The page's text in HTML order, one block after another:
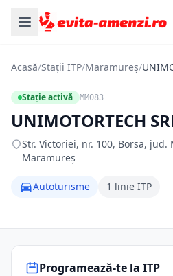
Acasă/Stații ITP/Maramureș/
Stație activă MM083
UNIMOTORTECH
Str. Victoriei, nr. 100, Borsa,
Maramureș
Autoturisme 1 linie ITP
Programează-te la ITP